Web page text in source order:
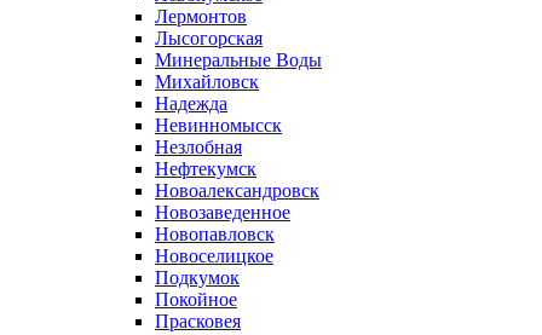
Лермонтов
Лысогорская
Минеральные Воды
Михайловск
Надежда
Невинномысск
Незлобная
Нефтекумск
Новоалександровск
Новозаведенное
Новопавловск
Новоселицкое
Подкумок
Покойное
Прасковея